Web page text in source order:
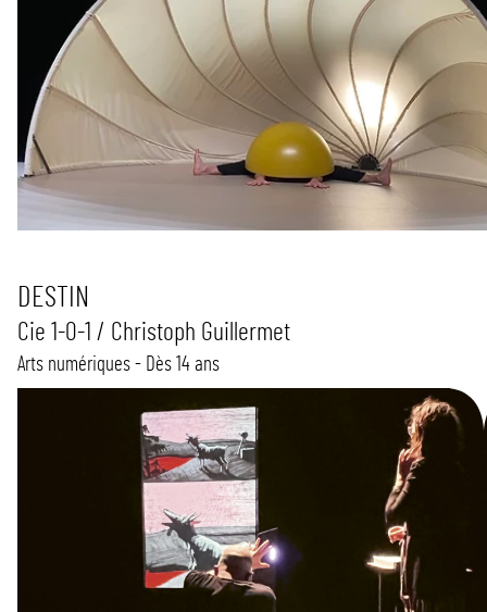
DESTIN
Cie 1-0-1 / Christoph Guillermet
Arts numériques - Dès 14 ans